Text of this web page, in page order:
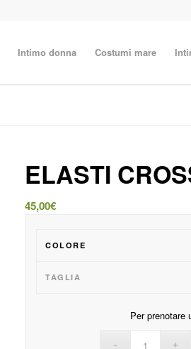
Intimo donna Costumi mare
ELASTI
45,00€
COLORE
TAGLIA
Per prenotare